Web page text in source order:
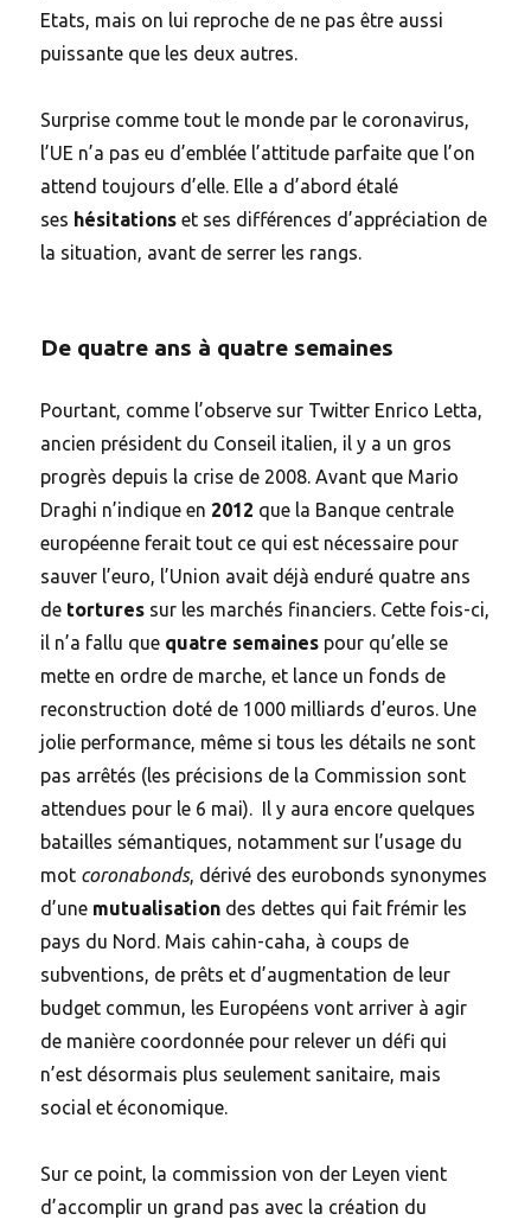
Etats, mais on lui reproche de ne pas être aussi
puissante que les deux autres.
Surprise comme tout le monde par le coronavirus,
l’UE n’a pas eu d’emblée l’attitude parfaite que l’on
attend toujours d’elle. Elle a d’abord étalé
ses hésitations et ses différences d’appréciation de
la situation, avant de serrer les rangs.
De quatre ans à quatre semaines
Pourtant, comme l’observe sur Twitter Enrico Letta,
ancien président du Conseil italien, il y a un gros
progrès depuis la crise de 2008. Avant que Mario
Draghi n’indique en 2012 que la Banque centrale
européenne ferait tout ce qui est nécessaire pour
sauver l’euro, l’Union avait déjà enduré quatre ans
de tortures sur les marchés financiers. Cette fois-ci,
il n’a fallu que quatre semaines pour qu’elle se
mette en ordre de marche, et lance un fonds de
reconstruction doté de 1000 milliards d’euros. Une
jolie performance, même si tous les détails ne sont
pas arrêtés (les précisions de la Commission sont
attendues pour le 6 mai). Il y aura encore quelques
batailles sémantiques, notamment sur l’usage du
mot coronabonds, dérivé des eurobonds synonymes
d’une mutualisation des dettes qui fait frémir les
pays du Nord. Mais cahin-caha, à coups de
subventions, de prêts et d’augmentation de leur
budget commun, les Européens vont arriver à agir
de manière coordonnée pour relever un défi qui
n’est désormais plus seulement sanitaire, mais
social et économique.
Sur ce point, la commission von der Leyen vient
d’accomplir un grand pas avec la création du